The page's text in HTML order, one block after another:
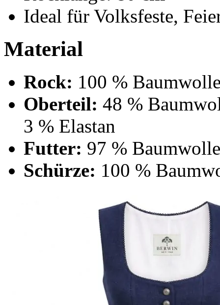
Ideal für Volksfeste,
Material
Rock: 100 %
Oberteil: 48 %
3 % Elastan
Futter: 97 %
Schürze: 100 %